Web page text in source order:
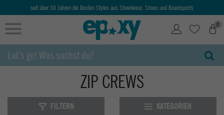
seit über 30 Jahren die Besten Styles aus Streetwear, Shoes und Boardsports
0
ZIP CREWS
FILTERN KATEGORIEN